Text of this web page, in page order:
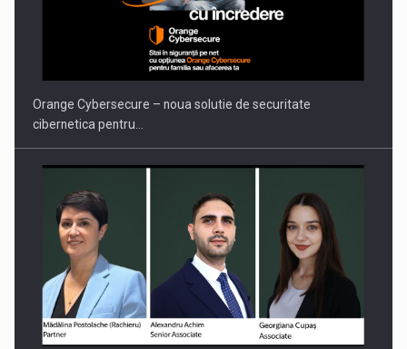
PUTTING ROMANIAN CORPORATE COMPANIES ON THE
INTERNATIONAL BUSINESS SCENE
Orange Cybersecure – noua solutie de securitate
cibernetica pentru…